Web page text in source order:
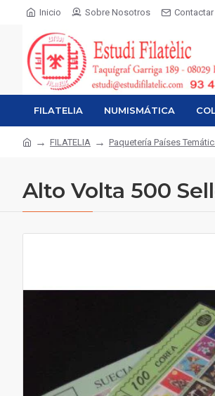
Inicio Sobre Nosotros Contactar
FILATELIA NUMISMÁTICA
FILATELIA Paquetería Países
Alto Volta 500